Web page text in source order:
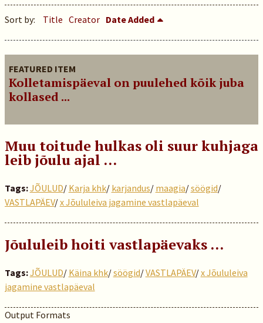
Sort by: Title Creator Date Added
FEATURED ITEM
Kolletamispäeval on puulehed kõik juba
kollased ...
Muu toitude hulkas oli suur kuhjaga
leib jõulu ajal …
Tags:JÕULUD/ Karja khk/ karjandus/ maagia/söögid/
VASTLAPÄEV/x Jõululeiva jagamine vastlapäeval
Jõululeib hoiti vastlapäevaks ...
Tags:JÕULUD/ Käina khk/söögid/VASTLAPÄEV/x Jõululeiva
jagamine vastlapäeval
Output Formats